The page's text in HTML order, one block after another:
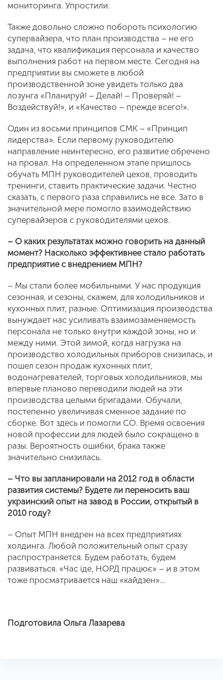
мониторинга. Упростили.
Также довольно сложно побороть психологию
супервайзера, что план производства – не его
задача, что квалификация персонала и качество
выполнения работ на первом месте. Сегодня на
предприятии вы сможете в любой
производственной зоне увидеть только два
лозунга «Планируй! – Делай! – Проверяй! –
Воздействуй!», и «Качество – прежде всего!».
Один из восьми принципов СМК – «Принцип
лидерства». Если первому руководителю
направление неинтересно, его развитие обречено
на провал. На определенном этапе пришлось
обучать МПН руководителей цехов, проводить
тренинги, ставить практические задачи. Честно
сказать, с первого раза справились не все. Зато в
значительной мере помогло взаимодействию
супервайзеров с руководителями цехов.
– О каких результатах можно говорить на данный
момент? Насколько эффективнее стало работать
предприятие с внедрением МПН?
– Мы стали более мобильными. У нас продукция
сезонная, и сезоны, скажем, для холодильников и
кухонных плит, разные. Оптимизация производства
вынуждает нас усиливать взаимозаменяемость
персонала не только внутри каждой зоны, но и
между ними. Этой зимой, когда нагрузка на
производство холодильных приборов снизилась, и
пошел сезон продаж кухонных плит,
водонагревателей, торговых холодильников, мы
впервые планово переводили людей на эти
производства целыми бригадами. Обучали,
постепенно увеличивая сменное задание по
сборке. Вот здесь и помогли СО. Время освоения
новой профессии для людей было сокращено в
разы. Вероятность ошибки, брака также
значительно снизилась.
– Что вы запланировали на 2012 год в области
развития системы? Будете ли переносить ваш
украинский опыт на завод в России, открытый в
2010 году?
– Опыт МПН внедрен на всех предприятиях
холдинга. Любой положительный опыт сразу
распространяется. Будем работать, будем
развиваться. «Час іде, НОРД працює» – и в этом
тоже просматривается наш «кайдзен»...
Подготовила Ольга Лазарева